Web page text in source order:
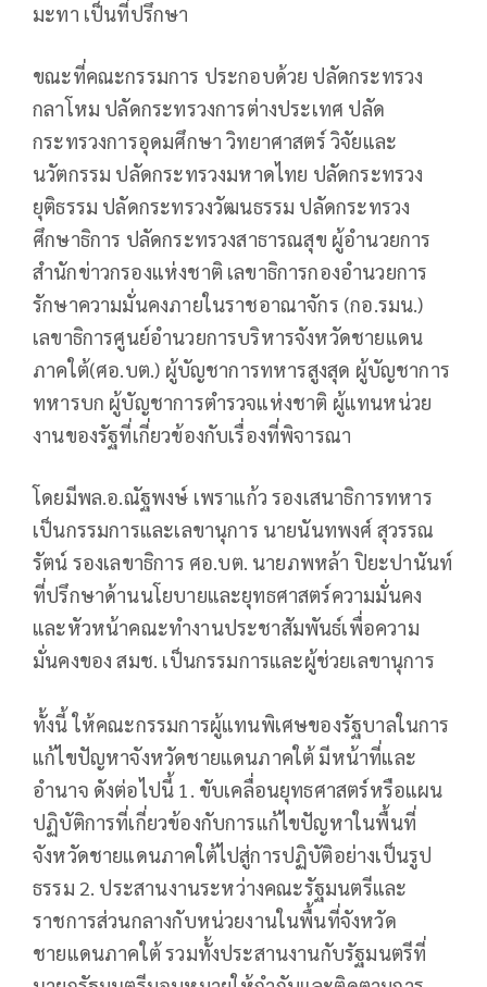
มะทา เป็นที่ปรึกษา
ขณะที่คณะกรรมการ ประกอบด้วย ปลัดกระทรวง
กลาโหม ปลัดกระทรวงการต่างประเทศ ปลัด
กระทรวงการอุดมศึกษา วิทยาศาสตร์ วิจัยและ
นวัตกรรม ปลัดกระทรวงมหาดไทย ปลัดกระทรวง
ยุติธรรม ปลัดกระทรวงวัฒนธรรม ปลัดกระทรวง
ศึกษาธิการ ปลัดกระทรวงสาธารณสุข ผู้อำนวยการ
สำนักข่าวกรองแห่งชาติ เลขาธิการกองอำนวยการ
รักษาความมั่นคงภายในราชอาณาจักร (กอ.รมน.)
เลขาธิการศูนย์อำนวยการบริหารจังหวัดชายแดน
ภาคใต้(ศอ.บต.) ผู้บัญชาการทหารสูงสุด ผู้บัญชาการ
ทหารบก ผู้บัญชาการตำรวจแห่งชาติ ผู้แทนหน่วย
งานของรัฐที่เกี่ยวข้องกับเรื่องที่พิจารณา
โดยมีพล.อ.ณัฐพงษ์ เพราแก้ว รองเสนาธิการทหาร
เป็นกรรมการและเลขานุการ นายนันทพงศ์ สุวรรณ
รัตน์ รองเลขาธิการ ศอ.บต. นายภพหล้า ปิยะปานันท์
ที่ปรึกษาด้านนโยบายและยุทธศาสตร์ความมั่นคง
และหัวหน้าคณะทำงานประชาสัมพันธ์เพื่อความ
มั่นคงของ สมช. เป็นกรรมการและผู้ช่วยเลขานุการ
ทั้งนี้ ให้คณะกรรมการผู้แทนพิเศษของรัฐบาลในการ
แก้ไขปัญหาจังหวัดชายแดนภาคใต้ มีหน้าที่และ
อำนาจ ดังต่อไปนี้ 1. ขับเคลื่อนยุทธศาสตร์หรือแผน
ปฏิบัติการที่เกี่ยวข้องกับการแก้ไขปัญหาในพื้นที่
จังหวัดชายแดนภาคใต้ไปสู่การปฏิบัติอย่างเป็นรูป
ธรรม 2. ประสานงานระหว่างคณะรัฐมนตรีและ
ราชการส่วนกลางกับหน่วยงานในพื้นที่จังหวัด
ชายแดนภาคใต้ รวมทั้งประสานงานกับรัฐมนตรีที่